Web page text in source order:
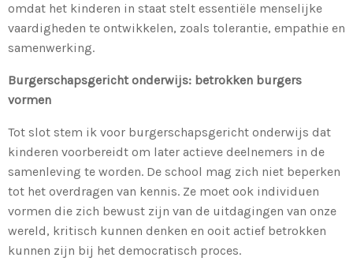
omdat het kinderen in staat stelt essentiële menselijke
vaardigheden te ontwikkelen, zoals tolerantie, empathie en
samenwerking.
Burgerschapsgericht onderwijs: betrokken burgers
vormen
Tot slot stem ik voor burgerschapsgericht onderwijs dat
kinderen voorbereidt om later actieve deelnemers in de
samenleving te worden. De school mag zich niet beperken
tot het overdragen van kennis. Ze moet ook individuen
vormen die zich bewust zijn van de uitdagingen van onze
wereld, kritisch kunnen denken en ooit actief betrokken
kunnen zijn bij het democratisch proces.